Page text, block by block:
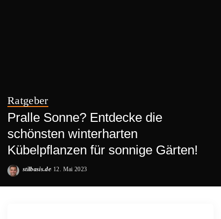
Ratgeber
Pralle Sonne? Entdecke die
schönsten winterharten
Kübelpflanzen für sonnige Gärten!
Posted
stilbasis.de 12. Mai 2023